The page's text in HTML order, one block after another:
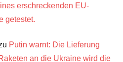
erschreckenden EU-
getestet.
Putin warnt: Die Lieferung
an die Ukraine wird die